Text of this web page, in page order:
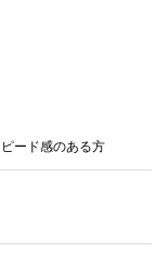
ード感のある方